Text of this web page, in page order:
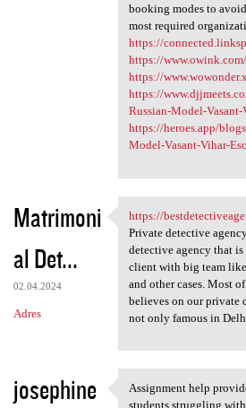
booking modes to
most required
https://
https://
https://
https://
Russian-Model-Vasant-
https://heroes.app/
Model-Vasant-Vihar-
Matrimoni
al Det...
02.04.2024
Adres
https://
https://
Private detective
detective agency that
client with big team
and other cases. Most
believes on our private
not only famous in
josephine
Assignment help
Assignment help
students struggling